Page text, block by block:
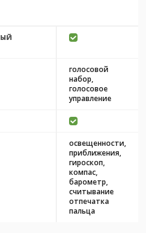
голосовой
набор,
голосовое
управление
освещенности,
приближения,
гироскоп,
компас,
барометр,
считывание
отпечатка
пальца